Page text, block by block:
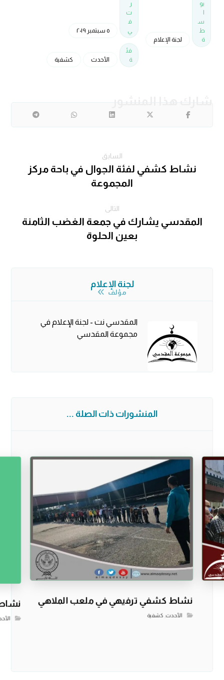
بو
س
ط
ة
لجنة الإعلام
ر
ت
ف
ي
٥ سبتمبر ٢٠١٩
فئ
ة
الأحدث كشفية
السابق
نشاط كشفي لفئة الجوال في باحة مركز
المجموعة
التالى
المقدسي يشارك في جمعة الغضب الثامنة
بعين الحلوة
لجنة الإعلام
مؤلف
المقدسي نت - لجنة الإعلام في
مجموعة المقدسي
المنشورات ذات الصلة ...
نشاط كشفي ترفيهي في ملعب الملاهي
الأحدث, كشفية